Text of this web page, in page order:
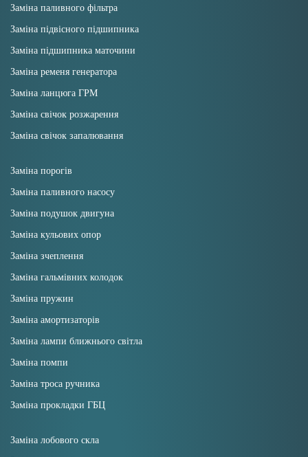
Заміна паливного фільтра
Заміна підвісного підшипника
Заміна підшипника маточини
Заміна ременя генератора
Заміна ланцюга ГРМ
Заміна свічок розжарення
Заміна свічок запалювання
Заміна порогів
Заміна паливного насосу
Заміна подушок двигуна
Заміна кульових опор
Заміна зчеплення
Заміна гальмівних колодок
Заміна пружин
Заміна амортизаторів
Заміна лампи ближнього світла
Заміна помпи
Заміна троса ручника
Заміна прокладки ГБЦ
Заміна лобового скла